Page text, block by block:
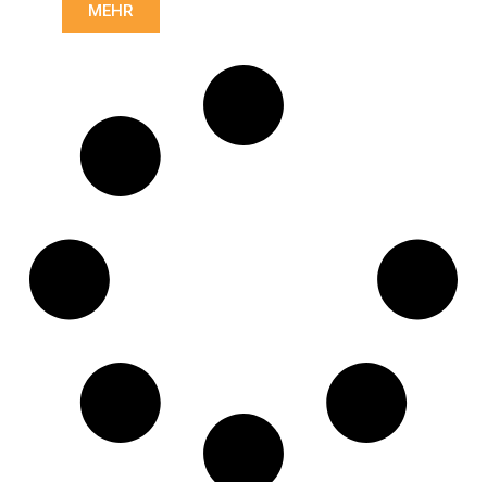
MEHR